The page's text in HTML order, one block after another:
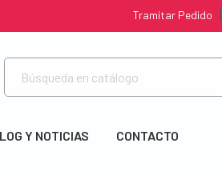
Tramitar Pedido
Y NOTICIAS CONTACTO